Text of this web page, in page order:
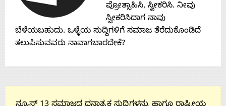
ಪ್ರೋತ್ಸಾಹಿಸಿ, ಸ್ವೀಕರಿಸಿ. ನೀವು
ಸ್ವೀಕರಿಸಿದಾಗ ನಾವು
ಬೆಳೆಯಬಹುದು. ಒಳ್ಳೆಯ ಸುದ್ದಿಗಳಿಗೆ ಸಮಾಜ ತೆರೆದುಕೊಂಡಿದೆ
ತಲುಪಿಸುವವರು ನಾವಾಗಬಾರದೇಕೆ?